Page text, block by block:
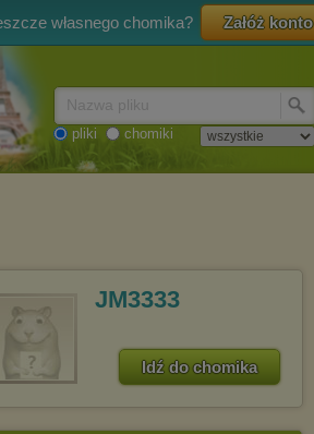
własnego chomika? Załóż konto
pliki chomiki
JM3333
Idź do chomika